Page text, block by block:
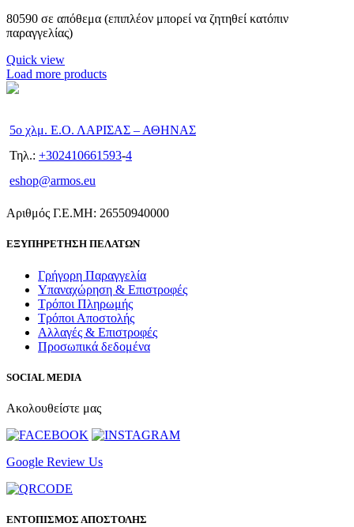
80590 σε απόθεμα (επιπλέον μπορεί να ζητηθεί κατόπιν
παραγγελίας)
Quick view
Load more products
5ο χλμ. Ε.Ο. ΛΑΡΙΣΑΣ – ΑΘΗΝΑΣ
Τηλ.: +302410661593-4
eshop@armos.eu
Αριθμός Γ.Ε.ΜΗ: 26550940000
ΕΞΥΠΗΡΕΤΗΣΗ ΠΕΛΑΤΩΝ
Γρήγορη Παραγγελία
Υπαναχώρηση & Επιστροφές
Τρόποι Πληρωμής
Τρόποι Αποστολής
Αλλαγές & Επιστροφές
Προσωπικά δεδομένα
SOCIAL MEDIA
Ακολουθείστε μας
Google Review Us
ΕΝΤΟΠΙΣΜΟΣ ΑΠΟΣΤΟΛΗΣ